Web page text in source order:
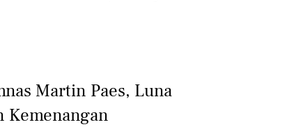
Martin Paes, Luna
Kemenangan